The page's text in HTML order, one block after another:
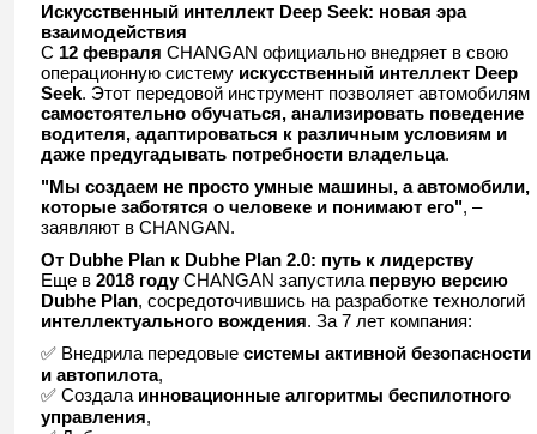
Искусственный интеллект Deep Seek: новая эра
взаимодействия
С 12 февраля CHANGAN официально внедряет в свою
операционную систему искусственный интеллект Deep
Seek. Этот передовой инструмент позволяет автомобилям
самостоятельно обучаться, анализировать поведение
водителя, адаптироваться к различным условиям и
даже предугадывать потребности владельца.
"Мы создаем не просто умные машины, а автомобили,
которые заботятся о человеке и понимают его", –
заявляют в CHANGAN.
От Dubhe Plan к Dubhe Plan 2.0: путь к лидерству
Еще в 2018 годуCHANGAN запустила первую версию
Dubhe Plan, сосредоточившись на разработке технологий
интеллектуального вождения. За 7 лет компания:
✅ Внедрила передовые системы активной безопасности
и автопилота,
✅ Создала инновационные алгоритмы беспилотного
управления,